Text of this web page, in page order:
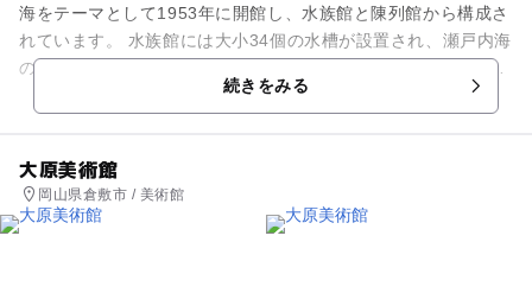
海をテーマとして1953年に開館し、水族館と陳列館から構成さ
れています。 水族館には大小34個の水槽が設置され、瀬戸内海
の海洋生物を中心に、約180種2000点を飼育展示しています。
続きをみる
大原美術館
岡山県倉敷市 / 美術館